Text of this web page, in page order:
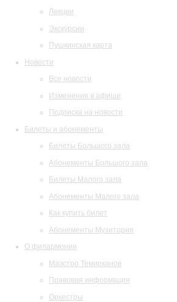
Лекции
Экскурсии
Пушкинская карта
Новости
Все новости
Изменения в афише
Подписка на новости
Билеты и абонементы
Билеты Большого зала
Абонементы Большого зала
Билеты Малого зала
Абонементы Малого зала
Как купить билет
Абонементы Музитория
О филармонии
Маэстро Темирканов
Правовая информация
Оркестры